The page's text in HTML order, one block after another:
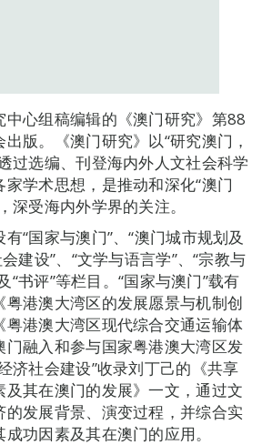
中心组稿编辑的《澳门研究》第88
版。《澳门研究》以“研究澳门，
过选编、刊登海内外人文社会科学
学术思想，是推动和深化“澳门
深受海内外学界的关注。
“国家与澳门”、“澳门城市规划及
建设”、“文学与语言学”、“宗教与
“书评”等栏目。“国家与澳门”载有
港澳大湾区的发展愿景与机制创
粤港澳大湾区现代综合交通运输体
门融入和参与国家粤港澳大湾区发
济社会建设”收录刘丁己的《共享
其在澳门的发展》一文，通过文
的发展背景、演变过程，并综合实
功因素及其在澳门的应用。